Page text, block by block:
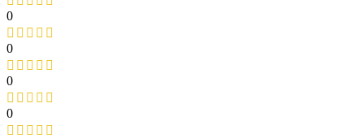
0
0
0
0